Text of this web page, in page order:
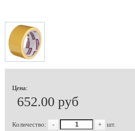
Цена:
652.00 руб
Количество: - + шт.